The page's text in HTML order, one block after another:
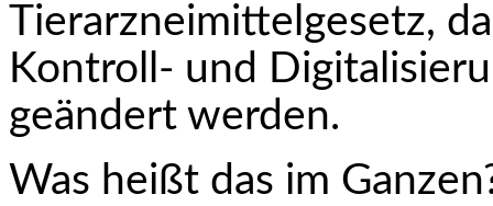
Tierarzneimittelgesetz,
Kontroll- und
geändert werden.
Was heißt das im